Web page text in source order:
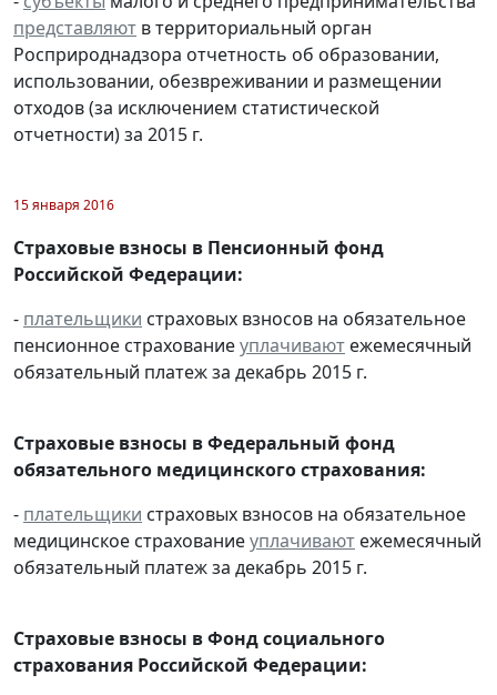
представляют в территориальный орган
Росприроднадзора отчетность об образовании,
использовании, обезвреживании и размещении
отходов (за исключением статистической
отчетности) за 2015 г.
15 января 2016
Страховые взносы в Пенсионный фонд
Российской Федерации:
- плательщики страховых взносов на обязательное
пенсионное страхованиеуплачивают ежемесячный
обязательный платеж за декабрь 2015 г.
Страховые взносы в Федеральный фонд
обязательного медицинского страхования:
- плательщики страховых взносов на обязательное
медицинское страхованиеуплачивают ежемесячный
обязательный платеж за декабрь 2015 г.
Страховые взносы в Фонд социального
страхования Российской Федерации: